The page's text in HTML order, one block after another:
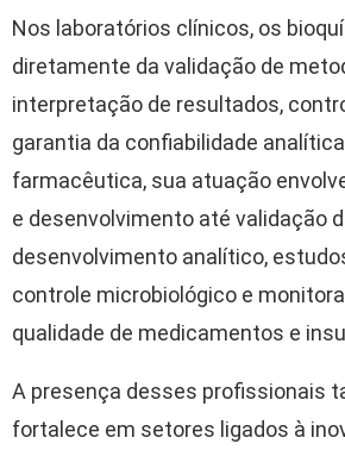
Nos laboratórios clínicos, os
diretamente da validação de
interpretação de resultados,
garantia da confiabilidade
farmacêutica, sua atuação
e desenvolvimento até validação
desenvolvimento analítico,
controle microbiológico e
qualidade de medicamentos e
A presença desses profissionais
fortalece em setores ligados à